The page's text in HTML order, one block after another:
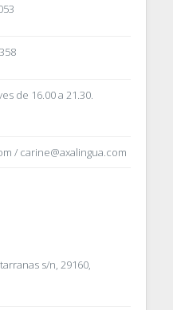
de 16.00 a 21.30.
/ carine@axalingua.com
s/n, 29160,